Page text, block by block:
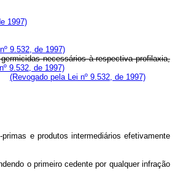
1997)
9.532, de 1997)
necessários à respectiva profilaxia,
9.532, de 1997)
(Revogado pela Lei nº 9.532, de 1997)
e produtos intermediários efetivamente
o primeiro cedente por qualquer infração